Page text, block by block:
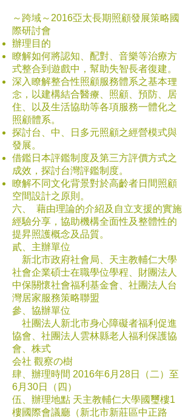
～跨域～2016亞太長期照顧發展策略國
際研討會
辦理目的
瞭解如何將認知、配對、音樂等治療方
式整合到遊戲中，幫助失智長者復建。
深入瞭解整合性照顧服務體系之基本理
念，以建構結合醫療、照顧、預防、居
住、以及生活協助等各項服務一體化之
照顧體系。
探討台、中、日多元照顧之經營模式與
發展。
借鑑日本評鑑制度及第三方評價方式之
成效，探討台灣評鑑制度。
瞭解不同文化背景對於高齡者日間照顧
空間設計之原則。
六、 藉由理論的介紹及自立支援的實施
經驗分享，協助機構全面性及整體性的
提昇照護概念及品質。
貳、主辦單位
新北市政府社會局、天主教輔仁大學
社會企業碩士在職學位學程、財團法人
中保關懷社會福利基金會、社團法人台
灣居家服務策略聯盟
參、協辦單位
社團法人新北市身心障礙者福利促進
協會、社團法人雲林縣老人福利保護協
會、株式
会社 觀察の樹
肆、辦理時間 2016年6月28日（二）至
6月30日（四）
伍、辦理地點 天主教輔仁大學國璽樓1
樓國際會議廳（新北市新莊區中正路